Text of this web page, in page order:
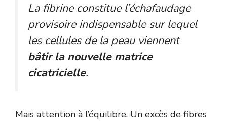
La fibrine constitue l’échafaudage
provisoire indispensable sur lequel
les cellules de la peau viennent
bâtir la nouvelle matrice
cicatricielle.
Mais attention à l’équilibre. Un excès de fibres